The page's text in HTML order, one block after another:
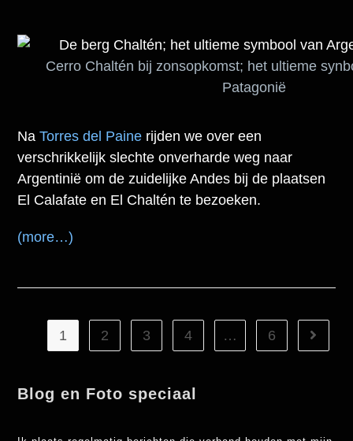
Cerro Chaltén bij zonsopkomst; het ultieme
Patagonië
NaTorres del Paine rijden we over een
verschrikkelijk slechte onverharde weg naar
Argentinië om de zuidelijke Andes bij de plaatsen
El Calafate en El Chaltén te bezoeken.
(more…)
1 2 3 4 … 6
Blog en Foto speciaal